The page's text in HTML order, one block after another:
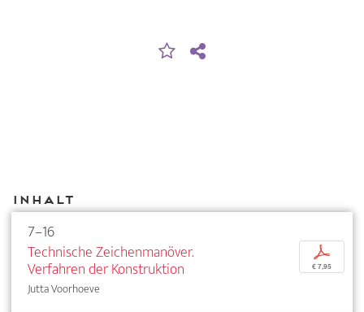
Inhalt
7–16
Technische Zeichenmanöver.
Verfahren der Konstruktion
Jutta Voorhoeve
p
€ 7,95